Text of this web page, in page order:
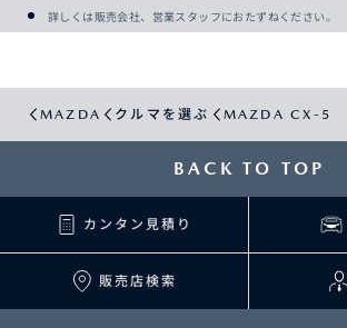
詳しくは販売会社、営業スタッフにおたずねください。
MAZDA クルマを選ぶ MAZDA CX-5
BACK TO TOP
カンタン見積り
販売店検索